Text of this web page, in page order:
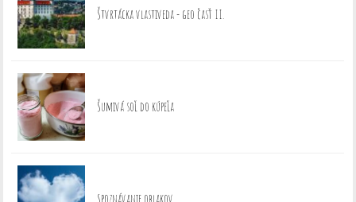
Štvrtácka vlastiveda - geo časť II.
Šumivá soľ do kúpeľa
Spoznávanie oblakov